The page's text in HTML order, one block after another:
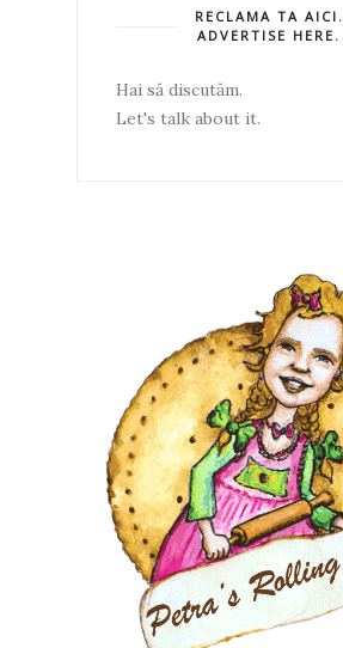
RECLAMA TA AICI.
ADVERTISE HERE.
Hai să discutăm.
Let's talk about it.